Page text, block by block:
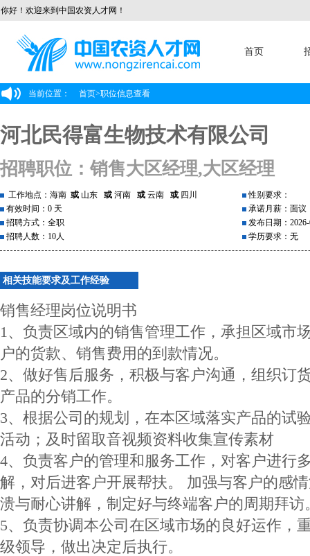
你好！欢迎来到中国农资人才网！
首页
当前位置： 首页>职位信息查看
河北民得富生物技术有限公司
招聘职位：销售大区经理,大区经理
工作地点：海南 或 山东 或 河南 或 云南 或 四川
有效时间：0 天
招聘方式：全职
招聘人数：10人
性别要求：
承诺月薪：面议
发布日期：
学历要求：无
相关技能要求及工作经验
销售经理岗位说明书
1、负责区域内的销售管理工作，承担区域市
户的货款、销售费用的到款情况。
2、做好售后服务，积极与客户沟通，组织订
产品的分销工作。
3、根据公司的规划，在本区域落实产品的试
活动；及时留取音视频资料收集宣传素材
4、负责客户的管理和服务工作，对客户进行
解，对后进客户开展帮扶。 加强与客户的感
溃与耐心讲解，制定好与终端客户的周期拜访
5、负责协调本公司在区域市场的良好运作，
级领导，做出决定后执行。